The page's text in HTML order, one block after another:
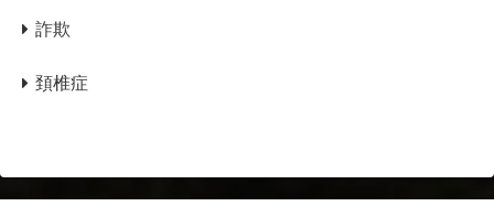
詐欺
頚椎症